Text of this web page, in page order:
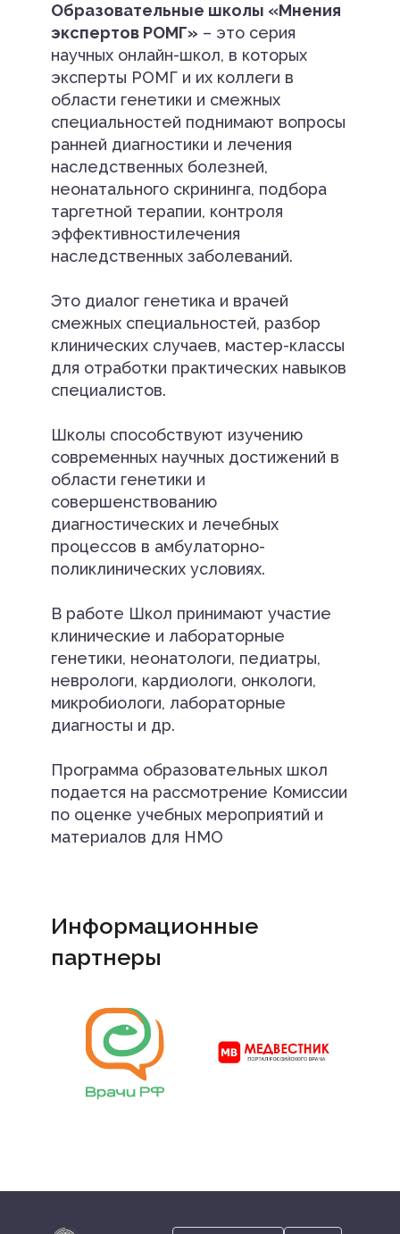
Образовательные школы «Мнения
экспертов РОМГ» – это серия
научных онлайн-школ, в которых
эксперты РОМГ и их коллеги в
области генетики и смежных
специальностей поднимают вопросы
ранней диагностики и лечения
наследственных болезней,
неонатального скрининга, подбора
таргетной терапии, контроля
эффективностилечения
наследственных заболеваний.
Это диалог генетика и врачей
смежных специальностей, разбор
клинических случаев, мастер-классы
для отработки практических навыков
специалистов.
Школы способствуют изучению
современных научных достижений в
области генетики и
совершенствованию
диагностических и лечебных
процессов в амбулаторно-
поликлинических условиях.
В работе Школ принимают участие
клинические и лабораторные
генетики, неонатологи, педиатры,
неврологи, кардиологи, онкологи,
микробиологи, лабораторные
диагносты и др.
Программа образовательных школ
подается на рассмотрение Комиссии
по оценке учебных мероприятий и
материалов для НМО
Информационные
партнеры